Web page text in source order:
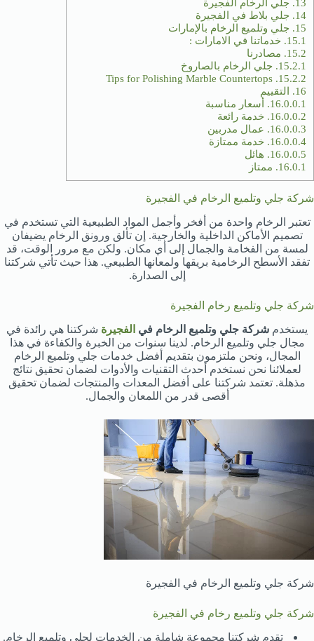
13. جلي الرخام الفجيرة
14. جلي بلاط في الفجيرة
15. جلي وتلميع الرخام بالإمارات
15.1. خدماتنا في الامارات :
15.2. مصادرنا
15.2.1. جلي الرخام بالصاروخ
15.2.2.
16. التقييم
16.0.0.1. أسعار مناسبة
16.0.0.2. خدمة رائعة
16.0.0.3. عمال مدربين
16.0.0.4. خدمة ممتازة
16.0.0.5. هائل
16.0.1. ممتاز
شركة جلي وتلميع الرخام في الفجيرة
تعتبر الرخام واحدة من أفخر وأجمل المواد الطبيعية التي تستخدم في
تصميم الأماكن الداخلية والخارجية. إن تألق ورونق الرخام يضيفان
لمسة من الفخامة والجمال إلى أي مكان. ولكن مع مرور الوقت، قد
تفقد الأسطح الرخامية بريقها ولمعانها الطبيعي. هذا حيث تأتي شركتنا
إلى الصدارة.
شركة جلي وتلميع رخام الفجيرة
يستخدم شركة جلي وتلميع الرخام في الفجيرة شركتنا هي رائدة في
مجال جلي وتلميع الرخام. لدينا سنوات من الخبرة والكفاءة في هذا
المجال، ونحن ملتزمون بتقديم أفضل خدمات جلي وتلميع الرخام
لعملائنا نحن نستخدم أحدث التقنيات والأدوات لضمان تحقيق نتائج
مذهلة. تعتمد شركتنا على أفضل المعدات والمنتجات لضمان تحقيق
أقصى قدر من اللمعان والجمال.
شركة جلي وتلميع الرخام في الفجيرة
شركة جلي وتلميع رخام في الفجيرة
تقدم شركتنا مجموعة شاملة من الخدمات لجلي وتلميع الرخام.